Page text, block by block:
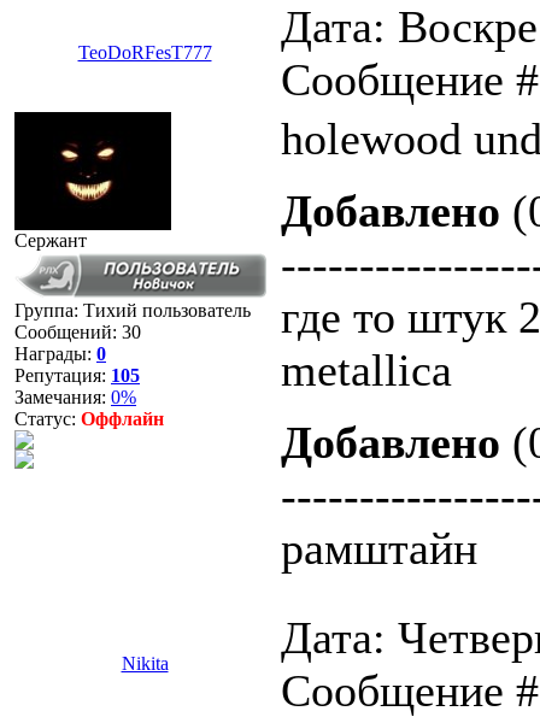
TeoDoRFesT777
Дата:
Сообщение
Сержант
Группа: Тихий пользователь
Сообщений: 30
Награды: 0
Репутация: 105
Замечания: 0%
Статус: Оффлайн
holewood
Добавлено
где то штук
metallica
Добавлено
рамштайн
Nikita
Дата:
Сообщение